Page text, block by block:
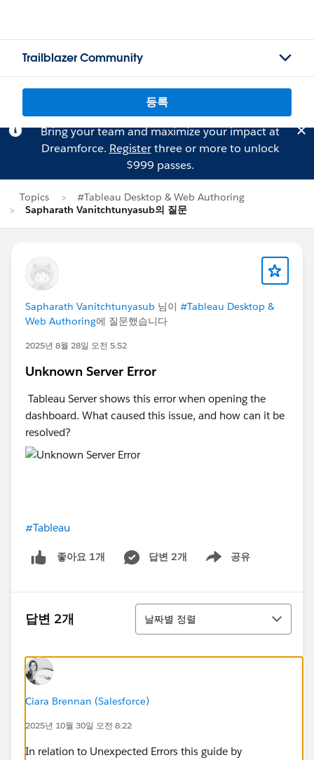
Trailblazer Community
등록
Bring your team and maximize your impact at
Dreamforce. Registerthree or more to unlock
$999 passes.
Topics
#Tableau Desktop & Web Authoring
Sapharath Vanitchtunyasub의 질문
Sapharath Vanitchtunyasub 님이 #Tableau Desktop &
Web Authoring에 질문했습니다
2025년 8월 28일 오전 5:52
Unknown Server Error
Tableau Server shows this error when opening the
dashboard. What caused this issue, and how can it be
resolved?
#Tableau
좋아요 1개 답변 2개 공유
Show menu
답변 2개
정렬
날짜별 정렬
Ciara Brennan (Salesforce)
2025년 10월 30일 오전 8:22
In relation to Unexpected Errors this guide by